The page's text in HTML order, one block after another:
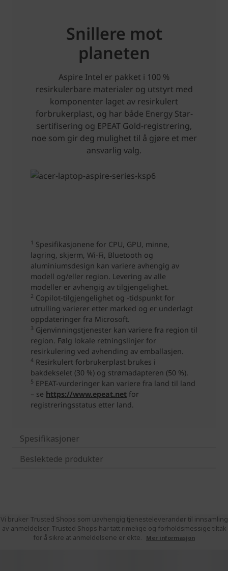
Spesifikasjoner
Beslektede produkter
Vi bruker Trusted Shops som uavhengig tjenesteleverandør til innsamling
av anmeldelser. Trusted Shops har tatt rimelige og forholdsmessige tiltak
for å sikre at anmeldelsene er ekte.
Mer informasjon